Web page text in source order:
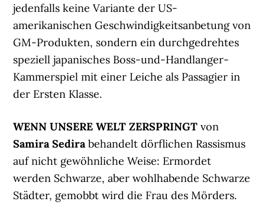
jedenfalls keine Variante der US-
amerikanischen Geschwindigkeitsanbetung von
GM-Produkten, sondern ein durchgedrehtes
speziell japanisches Boss-und-Handlanger-
Kammerspiel mit einer Leiche als Passagier in
der Ersten Klasse.
WENN UNSERE WELT ZERSPRINGT von
Samira Sedira behandelt dörflichen Rassismus
auf nicht gewöhnliche Weise: Ermordet
werden Schwarze, aber wohlhabende Schwarze
Städter, gemobbt wird die Frau des Mörders.